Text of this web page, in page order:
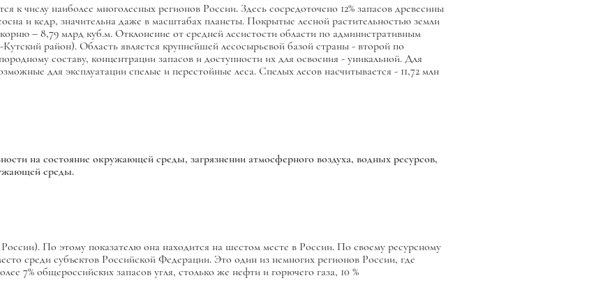
к числу наиболее многолесных регионов России. Здесь сосредоточено 12% запасов древесины
и кедр, значительна даже в масштабах планеты. Покрытые лесной растительностью земли
– 8,79 млрд куб.м. Отклонение от средней лесистости области по административным
район). Область является крупнейшей лесосырьевой базой страны - второй по
составу, концентрации запасов и доступности их для освоения - уникальной. Для
для эксплуатации спелые и перестойные леса. Спелых лесов насчитывается - 11,72 млн
на состояние окружающей среды, загрязнении атмосферного воздуха, водных ресурсов,
среды.
По этому показателю она находится на шестом месте в России. По своему ресурсному
среди субъектов Российской Федерации. Это один из немногих регионов России, где
7% общероссийских запасов угля, столько же нефти и горючего газа, 10 %